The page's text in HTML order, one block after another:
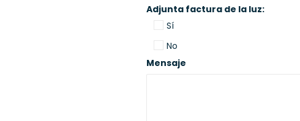
Adjunta factura de la luz:
Sí
No
Mensaje